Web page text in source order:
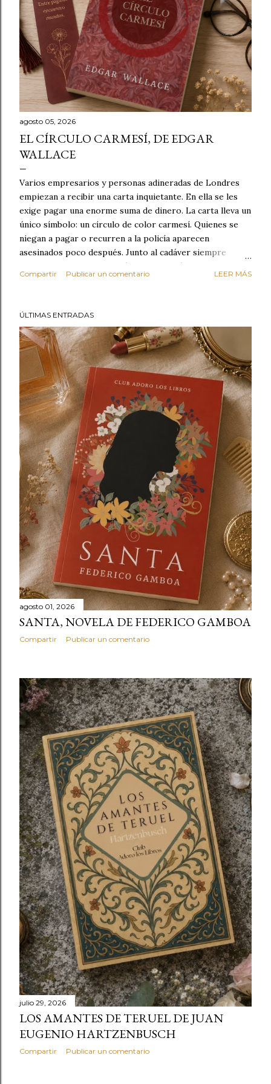
d
a
s
agosto 05, 2026
EL CÍRCULO CARMESÍ, DE EDGAR
WALLACE
Varios empresarios y personas adineradas de Londres
empiezan a recibir una carta inquietante. En ella se les
exige pagar una enorme suma de dinero. La carta lleva un
único símbolo: un círculo de color carmesí. Quienes se
niegan a pagar o recurren a la policía aparecen
asesinados poco después. Junto al cadáver siempre
queda la misma marca: el círculo carmesí. La investigación
recae sobre el paciente inspector Parr y el detective
perfectamente organizada y prácticamente
invisible. Edgar Wallace construye una novela de
suspense vertiginoso en la que cada capítulo añade una
nueva pieza al enigma. Publicada en 1922, El círculo
carmesí es uno de los grandes clásicos de la novela
policíaca británica y una lectura ideal para quienes
disfrutan de los misterios llenos de giros inesperados.
Para descargar este libro HAZ CLICK AQUÍ R...
Compartir Publicar un comentario LEER MÁS
ÚLTIMAS ENTRADAS
agosto 01, 2026
SANTA, NOVELA DE FEDERICO GAMBOA
Compartir Publicar un comentario
julio 29, 2026
LOS AMANTES DE TERUEL DE JUAN
EUGENIO HARTZENBUSCH
Compartir Publicar un comentario